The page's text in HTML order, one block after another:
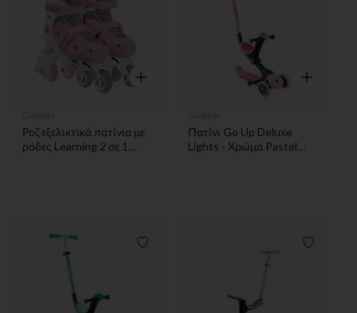
Γρήγορη επισκόπηση
Ροζ εξελικτικά πατίνια με
ρόδες Learning 2 σε 1
Γρήγορη
Πατίνι Go Up Deluxe
Lights - Χρώμα Pastel
Λίστα προτιμήσεων Λίστα